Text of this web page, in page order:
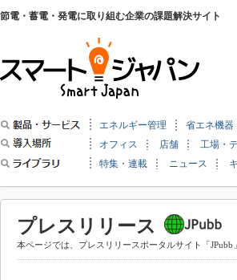
節電・蓄電・発電に取り組む企業の課題解決サイト
エネルギー管理 省エネ機器
オフィス
店舗 工場・
特集・連載
ニュース
プレスリリース
本ページでは、プレスリリースポータルサイト「